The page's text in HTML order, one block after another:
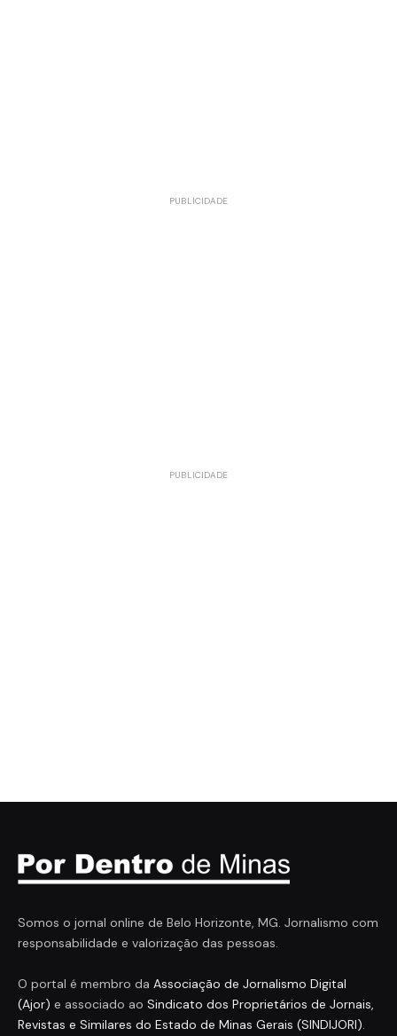
Somos o jornal online de Belo Horizonte, MG. Jornalismo com
responsabilidade e valorização das pessoas.
O portal é membro da Associação de Jornalismo Digital
(Ajor) e associado ao Sindicato dos Proprietários de Jornais,
Revistas e Similares do Estado de Minas Gerais (SINDIJORI).